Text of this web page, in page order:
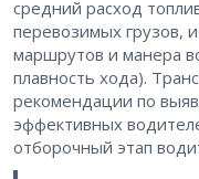
средний расход
перевозимых грузов,
маршрутов и манера
плавность хода).
рекомендации по
эффективных
отборочный этап